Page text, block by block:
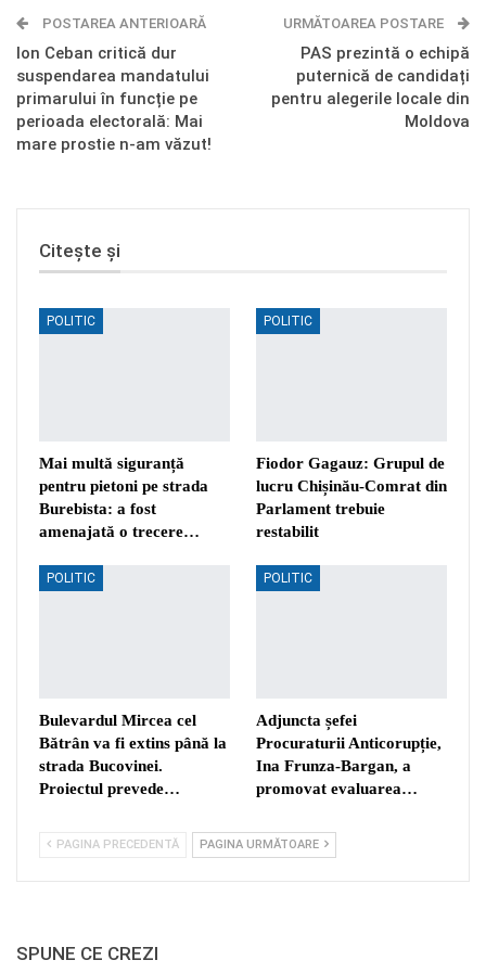
Telegram OK.ru
POSTAREA ANTERIOARĂ
Ion Ceban critică dur
suspendarea mandatului
primarului în funcție pe
perioada electorală: Mai
mare prostie n-am văzut!
URMĂTOAREA POSTARE
PAS prezintă o echipă
puternică de candidați
pentru alegerile locale din
Moldova
Citește și
POLITIC
Mai multă siguranță
pentru pietoni pe strada
Burebista: a fost
amenajată o trecere…
POLITIC
Fiodor Gagauz: Grupul de
lucru Chișinău-Comrat din
Parlament trebuie
restabilit
POLITIC
Bulevardul Mircea cel
Bătrân va fi extins până la
strada Bucovinei.
Proiectul prevede…
POLITIC
Adjuncta șefei
Procuraturii Anticorupție,
Ina Frunza-Bargan, a
promovat evaluarea…
PAGINA PRECEDENTĂ PAGINA URMĂTOARE
SPUNE CE CREZI